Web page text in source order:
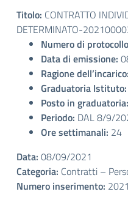
Titolo: CONTRATTO
DETERMINATO-
Numero di
Data di emissione:
Ragione dell’incarico:
Graduatoria Istituto:
Posto in graduatoria:
Periodo: DAL 8/9/
Ore settimanali: 24
Data: 08/09/2021
Categoria: Contratti –
Numero inserimento: